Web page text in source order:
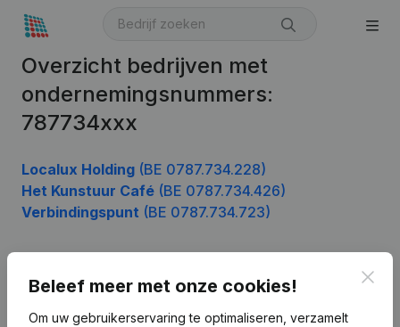
Overzicht bedrijven met
ondernemingsnummers:
787734xxx
Localux Holding (BE 0787.734.228)
Het Kunstuur Café (BE 0787.734.426)
Verbindingspunt (BE 0787.734.723)
Beleef meer met onze cookies!
Om uw gebruikerservaring te optimaliseren, verzamelt
Product
Bedrijfsinformatie